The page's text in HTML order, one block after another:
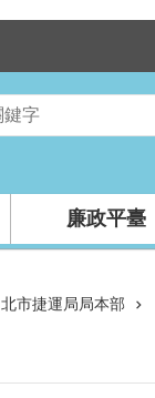
廉政平臺
北市捷運局局本部